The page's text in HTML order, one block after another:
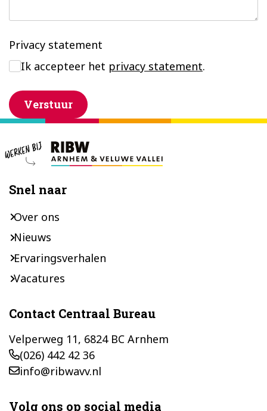
Privacy statement
Ik accepteer het privacy statement.
Verstuur
Snel naar
Over ons
Nieuws
Ervaringsverhalen
Vacatures
Contact Centraal Bureau
Velperweg 11, 6824 BC Arnhem
(026) 442 42 36
info@ribwavv.nl
Volg ons op social media